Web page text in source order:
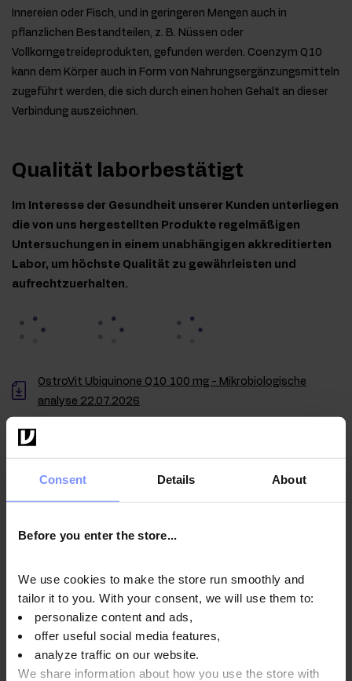
Consent Details About
Before you enter the store...
We use cookies to make the store run smoothly and
tailor it to you. With your consent, we will use them to:
personalize content and ads,
offer useful social media features,
analyze traffic on our website.
We share information about how you use the store with
Innereien oder Fisch, und in geringeren Mengen auch in
pflanzlichen Bestandteilen, z. B. Nüssen oder
Vollkorngetreideprodukten, gefunden werden. Coenzym Q10
kann dem Körper auch in Form von Nahrungsergänzungsmitteln
zugeführt werden, die sich durch einen hohen Gehalt an dieser
Verbindung auszeichnen.
Qualität laborbestätigt
Im Interesse der Gesundheit unserer Kunden unterliegen
die von uns hergestellten Produkte regelmäßigen
Untersuchungen in einem unabhängigen akkreditierten
Labor, um höchste Qualität zu gewährleisten und
aufrechtzuerhalten.
OstroVit Ubiquinone Q10 100 mg - Mikrobiologische
analyse 22.07.2026
OstroVit Ubiquinone Q10 100 mg - Mikrobiologische
schwermetallgehalts 12.06.2024
Anwendungsweise